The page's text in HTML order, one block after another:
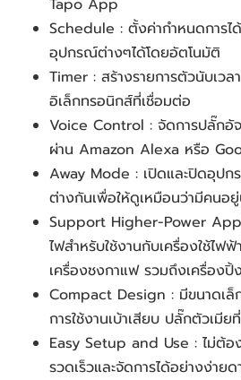
Tapo App
Schedule : ตั้งค่ากำหนดการไ
อุปกรณ์ต่างๆได้โดยอัตโนมัติ
Timer : สร้างรายการตัวนับเว
อิเล็กทรอนิกส์ที่เชื่อมต่อ
Voice Control : จัดการปลั๊กอั
ผ่าน Amazon Alexa หรือ
Away Mode : เปิดและปิดอุปก
ต่างกันเพื่อให้ดูเหมือนว่ามีคนอ
Support Higher-Power
ไฟสำหรับใช้งานกับเครื่องใช้ไฟ
เครื่องชงกาแฟ รวมถึงเครื่อง
Compact Design : มีขนาดเล็
การใช้งานเบ้าเสียบ ปลั๊กตัวเมี
Easy Setup and Use : ไม่ต้อ
รวดเร็วและจัดการได้อย่างง่าย